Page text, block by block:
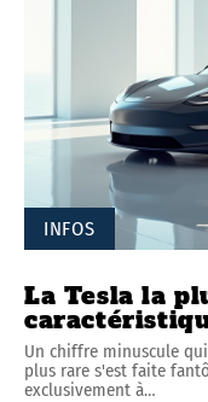
INFOS
La Tesla la
Un chiffre minuscule
plus rare s'est faite
exclusivement à…